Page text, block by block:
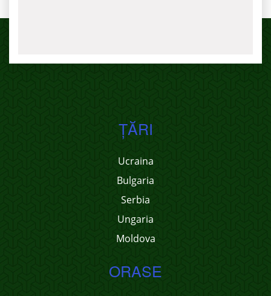
ŢĂRI
Ucraina
Bulgaria
Serbia
Ungaria
Moldova
ORASE